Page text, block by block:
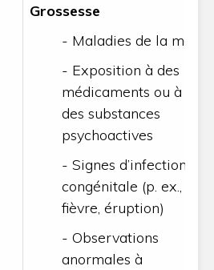
Grossesse
- Maladies de la mère
- Exposition à des
médicaments ou à
des substances
psychoactives
- Signes d’infection
congénitale (p. ex.,
fièvre, éruption)
- Observations
anormales à